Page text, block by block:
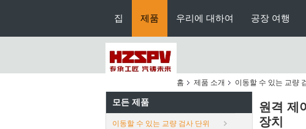
집 제품 우리에 대하여 공장 여행
홈
제품 소개 이동할 수 있는 교량
모든 제품
이동할 수 있는 교량 검사 단위
원격 제
장치